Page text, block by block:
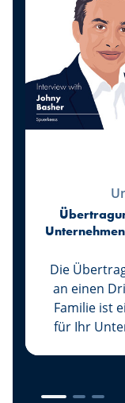
Die
an einen
Familie ist
für Ihr